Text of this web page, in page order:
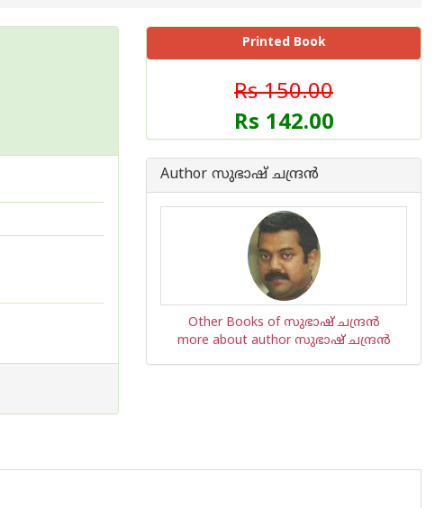
Printed Book
Rs 150.00
Rs 142.00
Author സുഭാഷ് ചന്ദ്രന്‍
Other Books of സുഭാഷ് ചന്ദ്രന്‍
more about author സുഭാഷ് ചന്ദ്രന്‍